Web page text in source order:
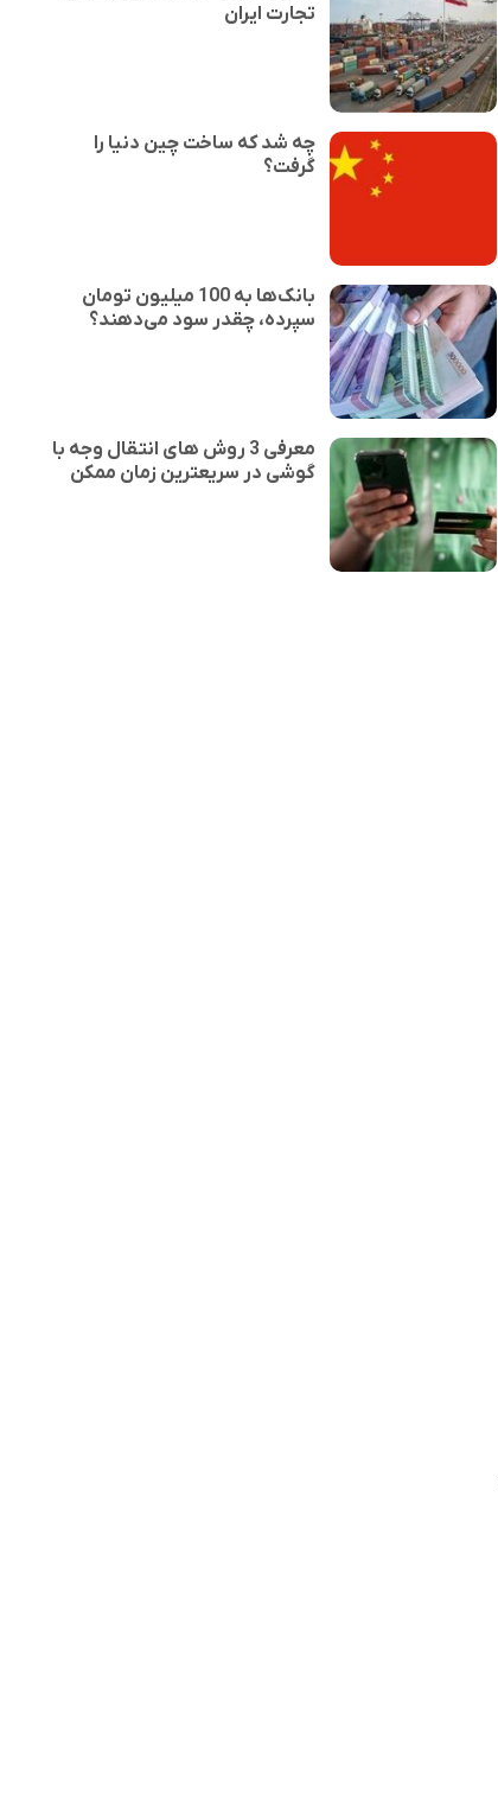
تجارت ایران
چه شد که ساخت چین دنیا را
گرفت؟
بانک‌ها به 100 میلیون تومان
سپرده، چقدر سود می‌دهند؟
معرفی 3 روش های انتقال وجه با
گوشی در سریعترین زمان ممکن